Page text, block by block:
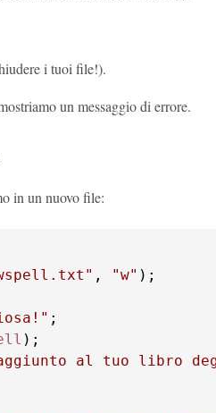
i tuoi file!).
un messaggio di errore.
in un nuovo file:
, "w"
aggiunto al tuo libro